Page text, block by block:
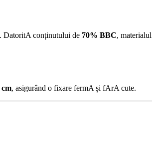
DatoritA conținutului de 70% BBC,
cm, asigurând o fixare fermA și fArA cute.